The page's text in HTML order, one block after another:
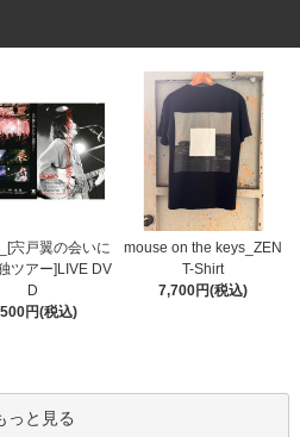
宍戸翼の会いに
ツアー]LIVE DV
D
円(税込)
mouse on the keys_ZEN
T-Shirt
7,700円(税込)
っと見る